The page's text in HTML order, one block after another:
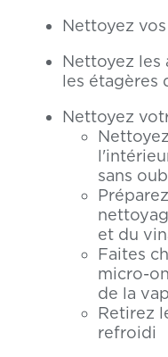
Nettoyez
Nettoyez les
les étagères
Nettoyez
sans
et du
Faites
micro-
de la
Retirez
refroidi